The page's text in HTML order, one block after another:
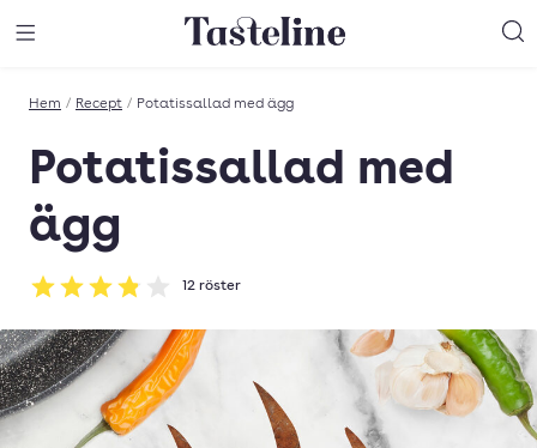
Till Tastelines startsida
Hem / Recept / Potatissallad med ägg
Potatissallad med
ägg
Betyg: 3.83 av 5
12 röster